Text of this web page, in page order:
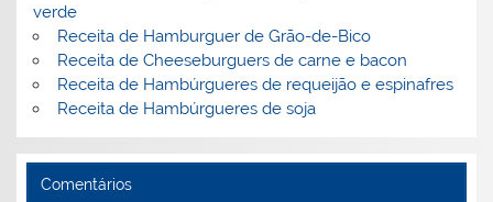
verde
Receita de Hamburguer de Grão-de-Bico
Receita de Cheeseburguers de carne e bacon
Receita de Hambúrgueres de requeijão e espinafres
Receita de Hambúrgueres de soja
Comentários